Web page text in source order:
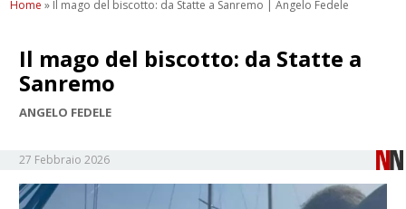
Home » Il mago del biscotto: da Statte a Sanremo | Angelo Fedele
Il mago del biscotto: da Statte a
Sanremo
ANGELO FEDELE
27 Febbraio 2026